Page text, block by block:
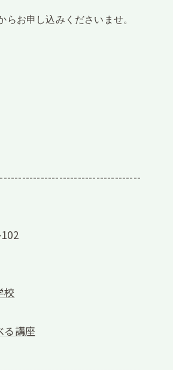
お申し込みくださいませ。
校
る講座